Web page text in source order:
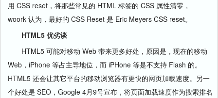
用 CSS reset，将那些常见的 HTML 标签的 CSS 属性清零，
woork 认为，最好的 CSS Reset 是 Eric Meyers CSS reset。
HTML5 优劣谈
HTML5 可能对移动 Web 带来更多好处，原因是，现在的移动
Web，iPhone 等占主导地位，而 iPHone 等是不支持 Flash 的。
HTML5 还会让其它平台的移动浏览器有更快的网页加载速度。另一
个好处是 SEO，Google 4月9号宣布，将页面加载速度作为搜索排名